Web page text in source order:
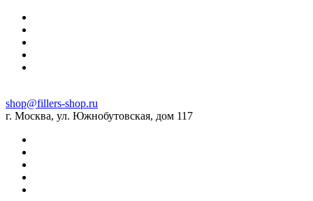
shop@fillers-shop.ru
г. Москва, ул. Южнобутовская, дом 117